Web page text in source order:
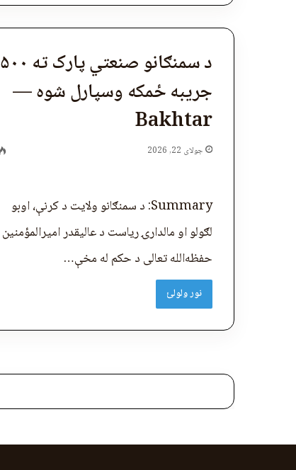
د سمنګانو صنعتي پارک ته ۵۰۰
جریبه ځمکه وسپارل شوه —
Bakhtar
جولای 22, 2026
Summary: د سمنګانو ولایت د کرنې، اوبو
لګولو او مالدارۍ ریاست د عاليقدر امیرالمؤمنین
حفظه‌الله تعالی د حکم له مخې…
نور ولولئ